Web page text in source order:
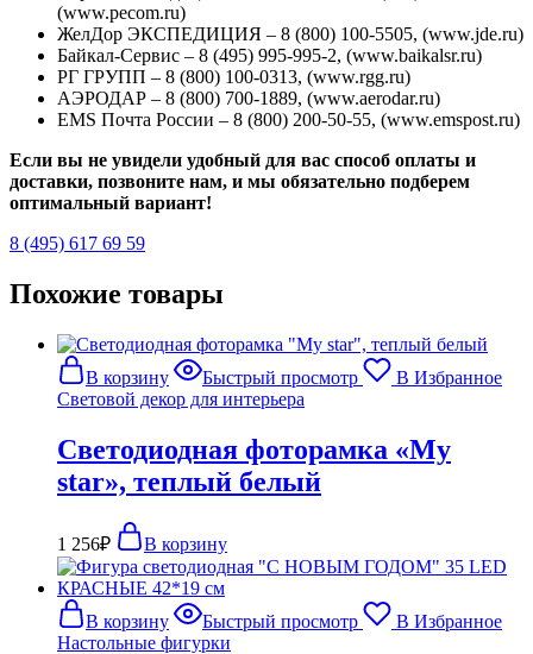
(www.pecom.ru)
ЖелДор ЭКСПЕДИЦИЯ – 8 (800) 100-5505, (www.jde.ru)
Байкал-Сервис – 8 (495) 995-995-2, (www.baikalsr.ru)
РГ ГРУПП – 8 (800) 100-0313, (www.rgg.ru)
АЭРОДАР – 8 (800) 700-1889, (www.aerodar.ru)
EMS Почта России – 8 (800) 200-50-55, (www.emspost.ru)
Если вы не увидели удобный для вас способ оплаты и
доставки, позвоните нам, и мы обязательно подберем
оптимальный вариант!
8 (495) 617 69 59
Похожие товары
В корзину Быстрый просмотр
В Избранное
Световой декор для интерьера
Светодиодная фоторамка «My
star», теплый белый
1 256₽ В корзину
В корзину Быстрый просмотр
В Избранное
Настольные фигурки